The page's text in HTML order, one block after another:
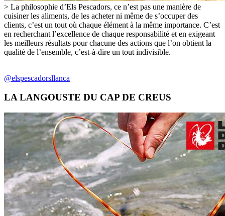
> La philosophie d’Els Pescadors, ce n’est pas une manière de
cuisiner les aliments, de les acheter ni même de s’occuper des
clients, c’est un tout où chaque élément à la même importance. C’est
en recherchant l’excellence de chaque responsabilité et en exigeant
les meilleurs résultats pour chacune des actions que l’on obtient la
qualité de l’ensemble, c’est-à-dire un tout indivisible.
@elspescadorsllanca
LA LANGOUSTE DU CAP DE CREUS